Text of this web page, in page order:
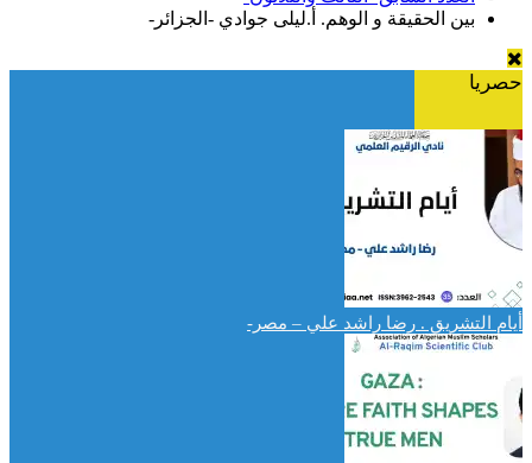
بين الحقيقة و الوهم. أ.ليلى جوادي -الجزائر-
حصريا
أيام التشريق . رضا راشد علي – مصر-